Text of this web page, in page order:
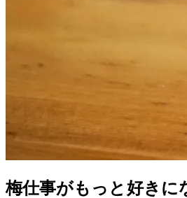
梅仕事がもっと好きに